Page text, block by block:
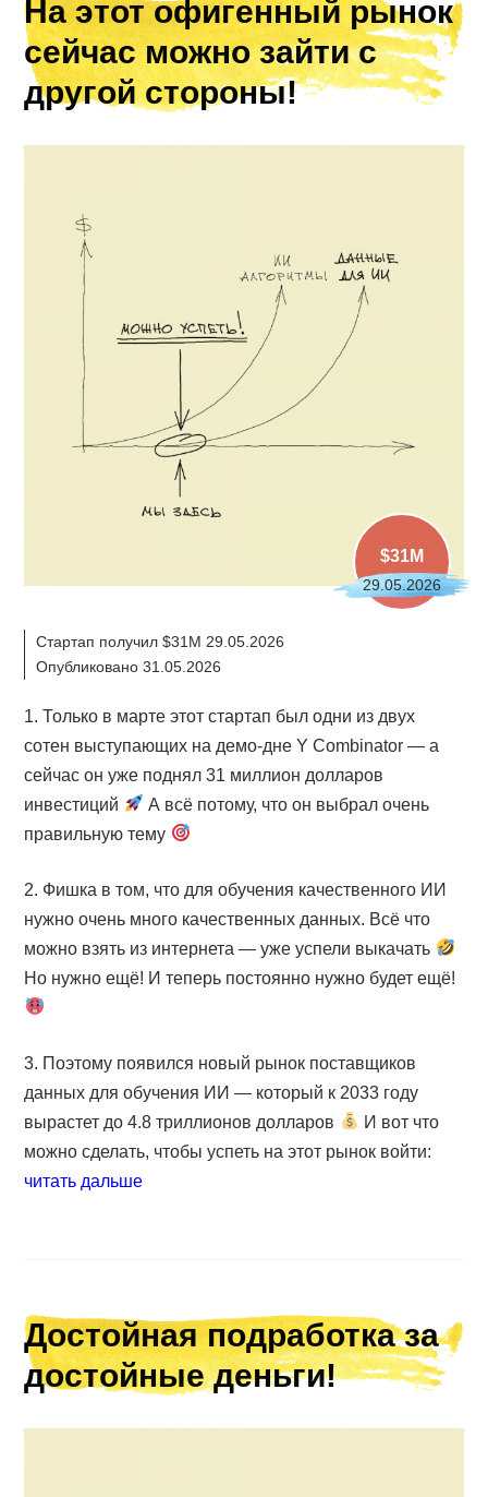
На этот офигенный рынок
сейчас можно зайти с
другой стороны!
$31M
29.05.2026
Стартап получил $31M 29.05.2026
Опубликовано 31.05.2026
1. Только в марте этот стартап был одни из двух
сотен выступающих на демо-дне Y Combinator — а
сейчас он уже поднял 31 миллион долларов
инвестиций
А всё потому, что он выбрал очень
правильную тему
2. Фишка в том, что для обучения качественного ИИ
нужно очень много качественных данных. Всё что
можно взять из интернета — уже успели выкачать
Но нужно ещё! И теперь постоянно нужно будет ещё!
3. Поэтому появился новый рынок поставщиков
данных для обучения ИИ — который к 2033 году
вырастет до 4.8 триллионов долларов
И вот что
можно сделать, чтобы успеть на этот рынок войти:
читать дальше
Достойная подработка за
достойные деньги!